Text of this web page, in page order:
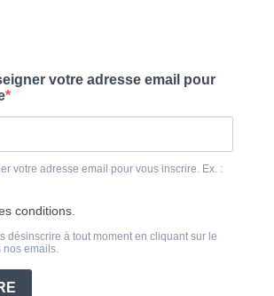
votre adresse email pour
votre adresse email pour vous inscrire. Ex. :
conditions.
désinscrire à tout moment en cliquant sur le
nos emails.